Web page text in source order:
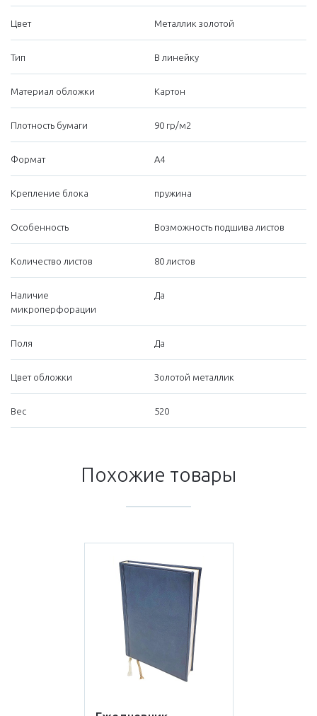
Цвет Металлик золотой
Тип В линейку
Материал обложки Картон
Плотность бумаги 90 гр/м2
Формат А4
Крепление блока пружина
Особенность Возможность подшива листов
Количество листов 80 листов
Наличие
микроперфорации
Да
Поля Да
Цвет обложки Золотой металлик
Вес 520
Похожие товары